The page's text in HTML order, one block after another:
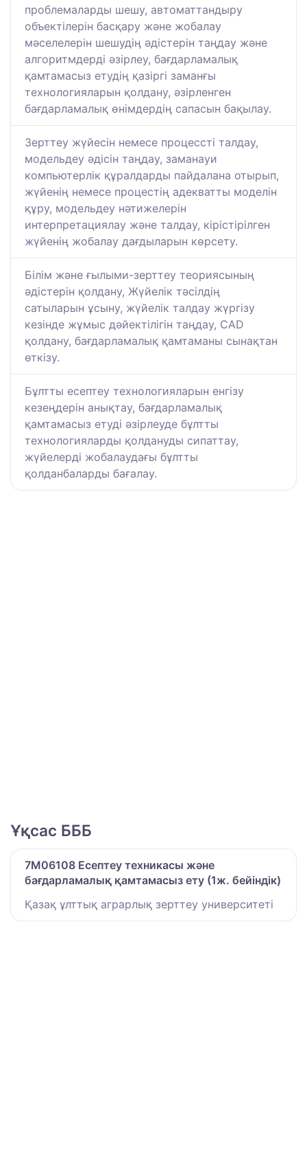
проблемаларды шешу, автоматтандыру
объектілерін басқару және жобалау
мәселелерін шешудің әдістерін таңдау және
алгоритмдерді әзірлеу, бағдарламалық
қамтамасыз етудің қазіргі заманғы
технологияларын қолдану, әзірленген
бағдарламалық өнімдердің сапасын бақылау.
Зерттеу жүйесін немесе процессті талдау,
модельдеу әдісін таңдау, заманауи
компьютерлік құралдарды пайдалана отырып,
жүйенің немесе процестің адекватты моделін
құру, модельдеу нәтижелерін
интерпретациялау және талдау, кірістірілген
жүйенің жобалау дағдыларын көрсету.
Білім және ғылыми-зерттеу теориясының
әдістерін қолдану, Жүйелік тәсілдің
сатыларын ұсыну, жүйелік талдау жүргізу
кезінде жұмыс дәйектілігін таңдау, CAD
қолдану, бағдарламалық қамтаманы сынақтан
өткізу.
Бұлтты есептеу технологияларын енгізу
кезеңдерін анықтау, бағдарламалық
қамтамасыз етуді әзірлеуде бұлтты
технологияларды қолдануды сипаттау,
жүйелерді жобалаудағы бұлтты
қолданбаларды бағалау.
Ұқсас БББ
7M06108 Есептеу техникасы және
бағдарламалық қамтамасыз ету (1ж. бейіндік)
Қазақ ұлттық аграрлық зерттеу университеті